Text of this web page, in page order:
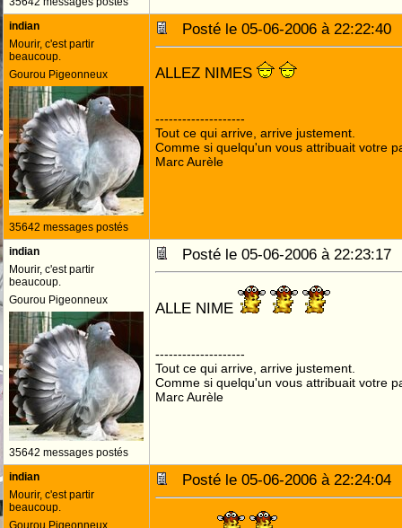
indian
Mourir, c'est partir
beaucoup.
Gourou Pigeonneux
35642 messages postés
Posté le 05-06-2006 à
ALLEZ NIMES
--------------------
Tout ce qui arrive, arrive justement.
Comme si quelqu'un vous attribuait votre
Marc Aurèle
indian
Mourir, c'est partir
beaucoup.
Gourou Pigeonneux
35642 messages postés
Posté le 05-06-2006 à
ALLE NIME
--------------------
Tout ce qui arrive, arrive justement.
Comme si quelqu'un vous attribuait votre
Marc Aurèle
indian
Mourir, c'est partir
beaucoup.
Gourou Pigeonneux
Posté le 05-06-2006 à